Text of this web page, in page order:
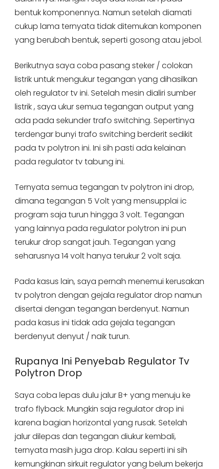
bentuk komponennya. Namun setelah diamati
cukup lama ternyata tidak ditemukan komponen
yang berubah bentuk, seperti gosong atau jebol.
Berikutnya saya coba pasang steker / colokan
listrik untuk mengukur tegangan yang dihasilkan
oleh regulator tv ini. Setelah mesin dialiri sumber
listrik , saya ukur semua tegangan output yang
ada pada sekunder trafo switching. Sepertinya
terdengar bunyi trafo switching berderit sedikit
pada tv polytron ini. Ini sih pasti ada kelainan
pada regulator tv tabung ini.
Ternyata semua tegangan tv polytron ini drop,
dimana tegangan 5 Volt yang mensupplai ic
program saja turun hingga 3 volt. Tegangan
yang lainnya pada regulator polytron ini pun
terukur drop sangat jauh. Tegangan yang
seharusnya 14 volt hanya terukur 2 volt saja.
Pada kasus lain, saya pernah menemui kerusakan
tv polytron dengan gejala regulator drop namun
disertai dengan tegangan berdenyut. Namun
pada kasus ini tidak ada gejala tegangan
berdenyut denyut / naik turun.
Rupanya Ini Penyebab Regulator Tv
Polytron Drop
Saya coba lepas dulu jalur B+ yang menuju ke
trafo flyback. Mungkin saja regulator drop ini
karena bagian horizontal yang rusak. Setelah
jalur dilepas dan tegangan diukur kembali,
ternyata masih juga drop. Kalau seperti ini sih
kemungkinan sirkuit regulator yang belum bekerja